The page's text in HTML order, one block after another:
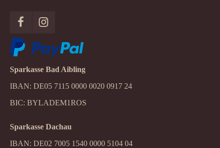
Sparkasse Bad Aibling
IBAN: DE05 7115 0000 0020 0917 24
BIC: BYLADEM1ROS
Sparkasse Dachau
IBAN: DE02 7005 1540 0000 5104 04